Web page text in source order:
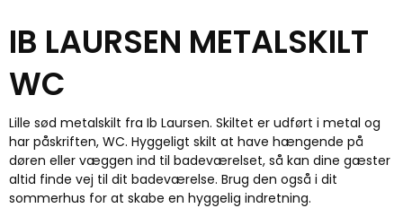
IB LAURSEN METALSKILT
WC
Lille sød metalskilt fra Ib Laursen. Skiltet er udført i metal og
har påskriften, WC. Hyggeligt skilt at have hængende på
døren eller væggen ind til badeværelset, så kan dine gæster
altid finde vej til dit badeværelse. Brug den også i dit
sommerhus for at skabe en hyggelig indretning.